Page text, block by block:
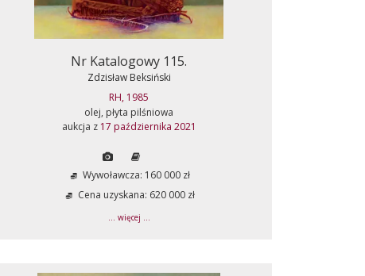
Nr Katalogowy 115.
Zdzisław Beksiński
RH, 1985
olej, płyta pilśniowa
aukcja z 17 października 2021
Wywoławcza: 160 000 zł
Cena uzyskana: 620 000 zł
... więcej ...